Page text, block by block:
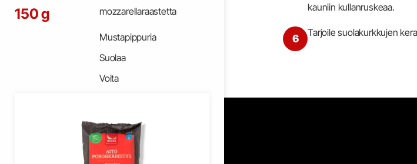
150 g mozzarellaraastetta
Mustapippuria
Suolaa
Voita
kauniin kullanruskeaa.
6 Tarjoile suolakurkkujen